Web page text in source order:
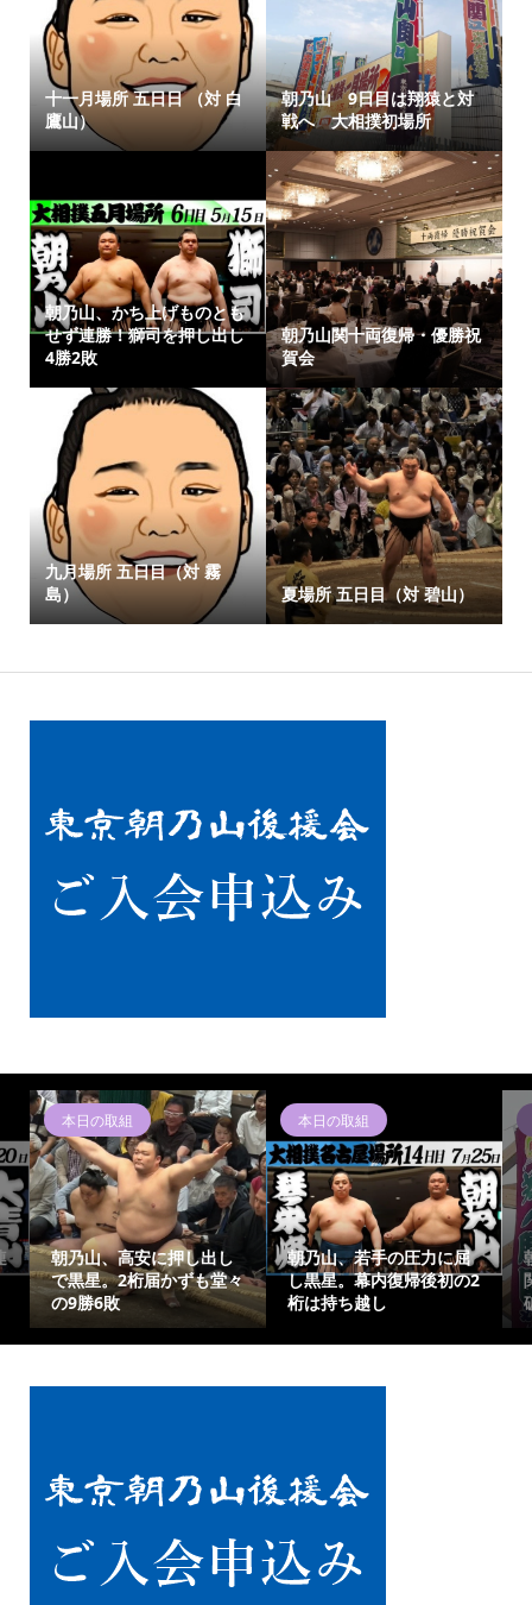
十一月場所 五日日 （対 白
鷹山）
朝乃山 9日目は翔猿と対
戦へ 大相撲初場所
朝乃山、かち上げものとも
せず連勝！獅司を押し出し
4勝2敗
朝乃山関十両復帰・優勝祝
賀会
九月場所 五日目（対 霧
島）
夏場所 五日目（対 碧山）
本日の取組
朝乃山、高安に押し出し
で黒星。2桁届かずも堂々
の9勝6敗
本日の取組
朝乃山、若手の圧力に屈
し黒星。幕内復帰後初の2
桁は持ち越し